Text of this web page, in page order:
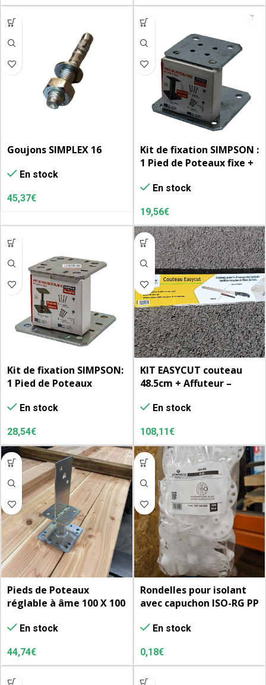
Goujons SIMPLEX 16
En stock
45,37€
Kit de fixation SIMPSON :
1 Pied de Poteaux fixe +
goujons M10 X 75
En stock
19,56€
Kit de fixation SIMPSON:
1 Pied de Poteaux
4 tirefonds 10 X 80 + 4
En stock
28,54€
KIT EASYCUT couteau
48.5cm + Affuteur –
En stock
108,11€
Pieds de Poteaux
réglable à âme 100 X 100
Ame ep. 4 mm. – Platine
réglable en hauteur 100
– 150
En stock
44,74€
Rondelles pour isolant
avec capuchon ISO-RG PP
VBU et VBU PRO maxi
En stock
0,18€